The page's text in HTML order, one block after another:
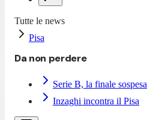
Tutte le news
Pisa
Da non perdere
Serie B, la finale sospesa
Inzaghi incontra il Pisa